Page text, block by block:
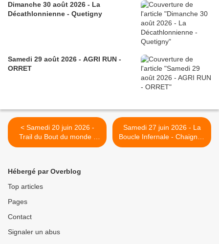
Dimanche 30 août 2026 - La
Décathlonnienne - Quetigny
Samedi 29 août 2026 - AGRI RUN -
ORRET
< Samedi 20 juin 2026 -
Trail du Bout du monde -
Nolay
Samedi 27 juin 2026 - La
Boucle Infernale - Chaignay
- ANNULE >
Hébergé par Overblog
Top articles
Pages
Contact
Signaler un abus